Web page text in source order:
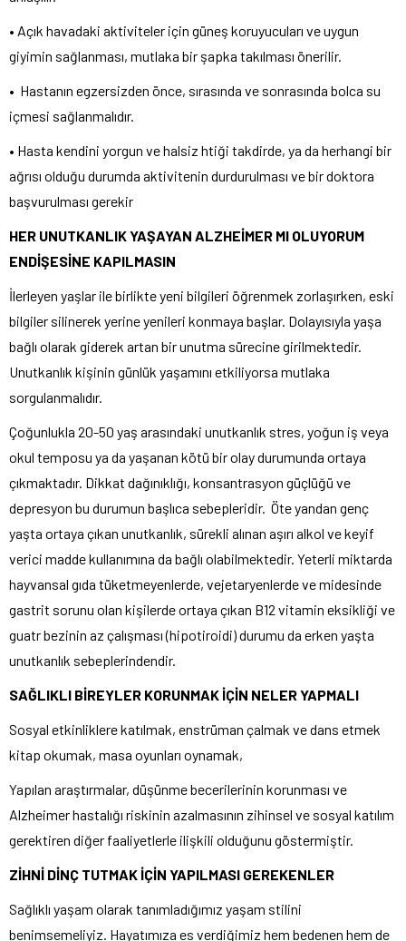
• Açık havadaki aktiviteler için güneş koruyucuları ve uygun
giyimin sağlanması, mutlaka bir şapka takılması önerilir.
• Hastanın egzersizden önce, sırasında ve sonrasında bolca su
içmesi sağlanmalıdır.
• Hasta kendini yorgun ve halsiz htiği takdirde, ya da herhangi bir
ağrısı olduğu durumda aktivitenin durdurulması ve bir doktora
başvurulması gerekir
HER UNUTKANLIK YAŞAYAN ALZHEİMER MI OLUYORUM
ENDİŞESİNE KAPILMASIN
İlerleyen yaşlar ile birlikte yeni bilgileri öğrenmek zorlaşırken, eski
bilgiler silinerek yerine yenileri konmaya başlar. Dolayısıyla yaşa
bağlı olarak giderek artan bir unutma sürecine girilmektedir.
Unutkanlık kişinin günlük yaşamını etkiliyorsa mutlaka
sorgulanmalıdır.
Çoğunlukla 20-50 yaş arasındaki unutkanlık stres, yoğun iş veya
okul temposu ya da yaşanan kötü bir olay durumunda ortaya
çıkmaktadır. Dikkat dağınıklığı, konsantrasyon güçlüğü ve
depresyon bu durumun başlıca sebepleridir. Öte yandan genç
yaşta ortaya çıkan unutkanlık, sürekli alınan aşırı alkol ve keyif
verici madde kullanımına da bağlı olabilmektedir. Yeterli miktarda
hayvansal gıda tüketmeyenlerde, vejetaryenlerde ve midesinde
gastrit sorunu olan kişilerde ortaya çıkan B12 vitamin eksikliği ve
guatr bezinin az çalışması (hipotiroidi) durumu da erken yaşta
unutkanlık sebeplerindendir.
SAĞLIKLI BİREYLER KORUNMAK İÇİN NELER YAPMALI
Sosyal etkinliklere katılmak, enstrüman çalmak ve dans etmek
kitap okumak, masa oyunları oynamak,
Yapılan araştırmalar, düşünme becerilerinin korunması ve
Alzheimer hastalığı riskinin azalmasının zihinsel ve sosyal katılım
gerektiren diğer faaliyetlerle ilişkili olduğunu göstermiştir.
ZİHNİ DİNÇ TUTMAK İÇİN YAPILMASI GEREKENLER
Sağlıklı yaşam olarak tanımladığımız yaşam stilini
benimsemeliyiz. Hayatımıza es verdiğimiz hem bedenen hem de